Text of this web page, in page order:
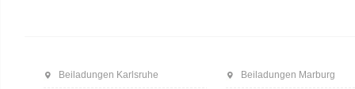
Beiladungen Karlsruhe Beiladungen Marburg